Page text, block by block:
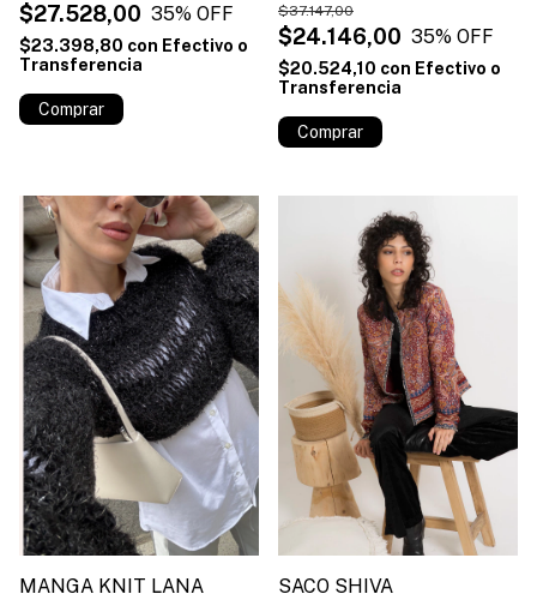
$27.528,00 35% OFF
$23.398,80 con Efectivo o
Transferencia
Comprar
$24.146,00
$37.147,00
35% OFF
$20.524,10 con Efectivo o
Transferencia
Comprar
MANGA KNIT LANA SACO SHIVA